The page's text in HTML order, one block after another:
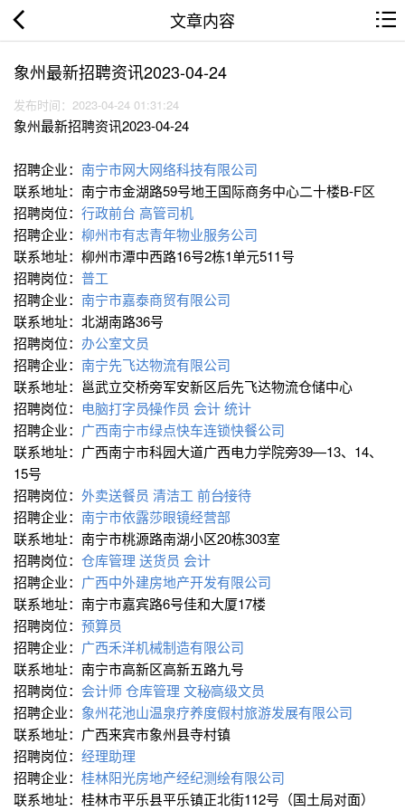
文章内容
象州最新招聘资讯2023-04-24
发布时间：2023-04-24 01:31:24
象州最新招聘资讯2023-04-24
招聘企业： 南宁市网大网络科技有限公司
联系地址：南宁市金湖路59号地王国际商务中心二十楼B-F区
招聘岗位： 行政前台 高管司机
招聘企业： 柳州市有志青年物业服务公司
联系地址：柳州市潭中西路16号2栋1单元511号
招聘岗位： 普工
招聘企业： 南宁市嘉泰商贸有限公司
联系地址：北湖南路36号
招聘岗位： 办公室文员
招聘企业： 南宁先飞达物流有限公司
联系地址：邕武立交桥旁军安新区后先飞达物流仓储中心
招聘岗位： 电脑打字员∕操作员 会计统计
招聘企业： 广西南宁市绿点快车连锁快餐公司
联系地址：广西南宁市科园大道广西电力学院旁39—13、14、
15号
招聘岗位： 外卖送餐员 清洁工 前台∕接待
招聘企业： 南宁市依露莎眼镜经营部
联系地址：南宁市桃源路南湖小区20栋303室
招聘岗位： 仓库管理 送货员 会计
招聘企业： 广西中外建房地产开发有限公司
联系地址：南宁市嘉宾路6号佳和大厦17楼
招聘岗位： 预算员
招聘企业： 广西禾洋机械制造有限公司
联系地址：南宁市高新区高新五路九号
招聘岗位： 会计师仓库管理 文秘∕高级文员
招聘企业： 象州花池山温泉疗养度假村旅游发展有限公司
联系地址：广西来宾市象州县寺村镇
招聘岗位： 经理助理
招聘企业： 桂林阳光房地产经纪测绘有限公司
联系地址：桂林市平乐县平乐镇正北街112号（国土局对面）